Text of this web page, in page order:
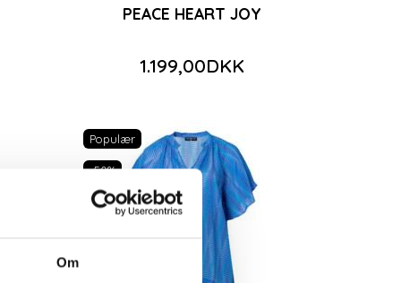
Om
PEACE HEART JOY
PEACE HEART JOY
1.199,00DKK
Populær
-50%